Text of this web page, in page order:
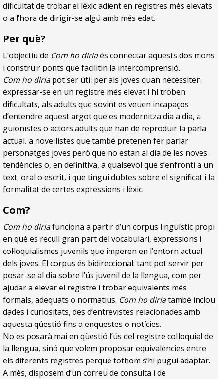
dificultat de trobar el lèxic adient en registres més elevats
o a l’hora de dirigir-se algú amb més edat.
Per què?
L’objectiu de Com ho diriaés connectar aquests dos mons
i construir ponts que facilitin la intercomprensió.
Com ho diriapot ser útil per als joves quan necessiten
expressar-se en un registre més elevat i hi troben
dificultats, als adults que sovint es veuen incapaços
d’entendre aquest argot que es modernitza dia a dia, a
guionistes o actors adults que han de reproduir la parla
actual, a novel·listes que també pretenen fer parlar
personatges joves però que no estan al dia de les noves
tendències o, en definitiva, a qualsevol que s’enfronti a un
text, oral o escrit, i que tingui dubtes sobre el significat i la
formalitat de certes expressions i lèxic.
Com?
Com ho diriafunciona a partir d’un corpus lingüístic propi
en què es recull gran part del vocabulari, expressions i
col·loquialismes juvenils que imperen en l’entorn actual
dels joves. El corpus és bidireccional: tant pot servir per
posar-se al dia sobre l’ús juvenil de la llengua, com per
ajudar a elevar el registre i trobar equivalents més
formals, adequats o normatius. Com ho diriatambé inclou
dades i curiositats, des d’entrevistes relacionades amb
aquesta qüestió fins a enquestes o notícies.
No es posarà mai en qüestió l’ús del registre col·loquial de
la llengua, sinó que volem proposar equivalències entre
els diferents registres perquè tothom s’hi pugui adaptar.
A més, disposem d’un correu de consulta i de